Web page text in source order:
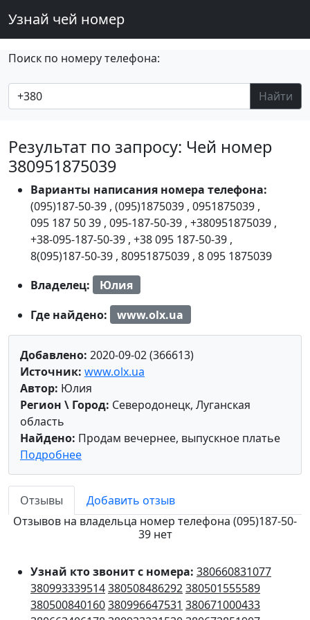
Узнай чей номер
Поиск по номеру телефона:
Найти
Результат по запросу: Чей номер
380951875039
Варианты написания номера телефона:
(095)187-50-39 , (095)1875039 , 0951875039 ,
095 187 50 39 , 095-187-50-39 , +380951875039 ,
+38-095-187-50-39 , +38 095 187-50-39 ,
8(095)187-50-39 , 80951875039 , 8 095 1875039
Владелец:
Юлия
Где найдено:
www.olx.ua
Добавлено: 2020-09-02 (366613)
Источник: www.olx.ua
Автор: Юлия
Регион \ Город: Северодонецк, Луганская
область
Найдено: Продам вечернее, выпускное платье
Подробнее
Отзывы
Добавить отзыв
Отзывов на владельца номер телефона (095)187-50-
39 нет
Узнай кто звонит с номера: 380660831077
380993339514380508486292380501555589
380500840160380996647531 380671000433